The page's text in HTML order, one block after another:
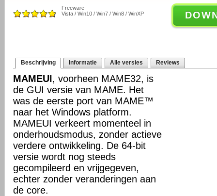
Freeware
Vista / Win10 / Win7 / Win8 / WinXP
Beschrijving Informatie Alle versies Reviews
MAMEUI, voorheen MAME32, is
de GUI versie van MAME. Het
was de eerste port van MAME™
naar het Windows platform.
MAMEUI verkeert momenteel in
onderhoudsmodus, zonder actieve
verdere ontwikkeling. De 64-bit
versie wordt nog steeds
gecompileerd en vrijgegeven,
echter zonder veranderingen aan
de core.